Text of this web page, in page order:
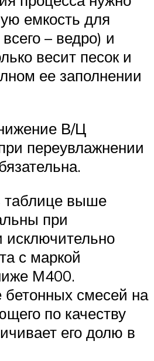
емкость для
– ведро) и
весит песок и
ее заполнении
В/Ц
переувлажнении
таблице выше
при
исключительно
с маркой
М400.
бетонных смесей на
по качеству
его долю в